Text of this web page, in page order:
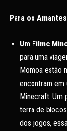
Para os
Um Filme
para uma
Momoa estão
encontram em
Minecraft. Um
terra de
dos jogos,